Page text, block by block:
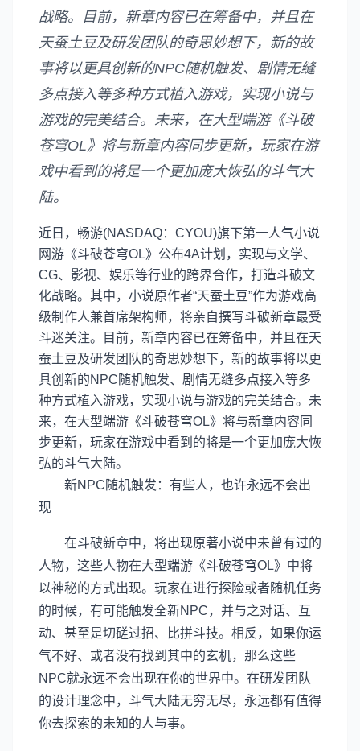
战略。目前，新章内容已在筹备中，并且在
天蚕土豆及研发团队的奇思妙想下，新的故
事将以更具创新的NPC随机触发、剧情无缝
多点接入等多种方式植入游戏，实现小说与
游戏的完美结合。未来，在大型端游《斗破
苍穹OL》将与新章内容同步更新，玩家在游
戏中看到的将是一个更加庞大恢弘的斗气大
陆。
近日，畅游(NASDAQ：CYOU)旗下第一人气小说
网游《斗破苍穹OL》公布4A计划，实现与文学、
CG、影视、娱乐等行业的跨界合作，打造斗破文
化战略。其中，小说原作者“天蚕土豆”作为游戏高
级制作人兼首席架构师，将亲自撰写斗破新章最受
斗迷关注。目前，新章内容已在筹备中，并且在天
蚕土豆及研发团队的奇思妙想下，新的故事将以更
具创新的NPC随机触发、剧情无缝多点接入等多
种方式植入游戏，实现小说与游戏的完美结合。未
来，在大型端游《斗破苍穹OL》将与新章内容同
步更新，玩家在游戏中看到的将是一个更加庞大恢
弘的斗气大陆。
新NPC随机触发：有些人，也许永远不会出
现
在斗破新章中，将出现原著小说中未曾有过的
人物，这些人物在大型端游《斗破苍穹OL》中将
以神秘的方式出现。玩家在进行探险或者随机任务
的时候，有可能触发全新NPC，并与之对话、互
动、甚至是切磋过招、比拼斗技。相反，如果你运
气不好、或者没有找到其中的玄机，那么这些
NPC就永远不会出现在你的世界中。在研发团队
的设计理念中，斗气大陆无穷无尽，永远都有值得
你去探索的未知的人与事。